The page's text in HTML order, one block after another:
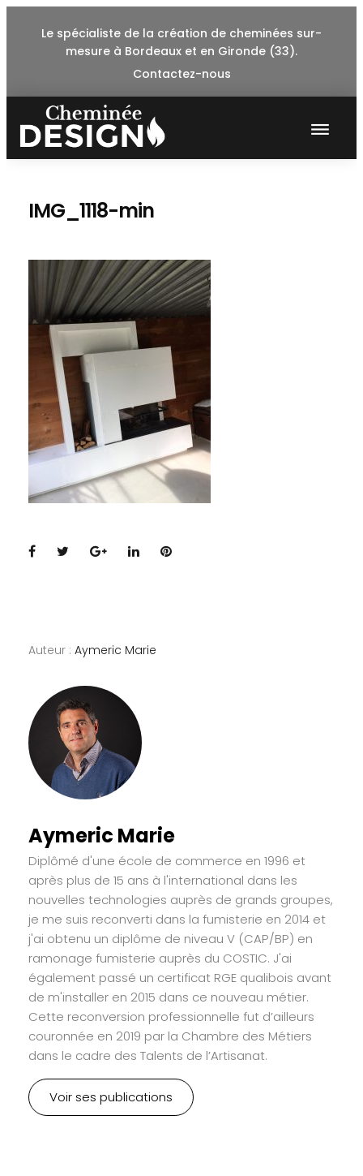
Le spécialiste de la création de cheminées sur-
mesure à Bordeaux et en Gironde (33).
Contactez-nous
IMG_1118-min
Facebook
TwitterGoogle+
LinkedInPinterest
Auteur : Aymeric Marie
Aymeric Marie
Diplômé d'une école de commerce en 1996 et
après plus de 15 ans à l'international dans les
nouvelles technologies auprès de grands groupes,
je me suis reconverti dans la fumisterie en 2014 et
j'ai obtenu un diplôme de niveau V (CAP/BP) en
ramonage fumisterie auprès du COSTIC. J'ai
également passé un certificat RGE qualibois avant
de m'installer en 2015 dans ce nouveau métier.
Cette reconversion professionnelle fut d’ailleurs
couronnée en 2019 par la Chambre des Métiers
dans le cadre des Talents de l’Artisanat.
Voir ses publications